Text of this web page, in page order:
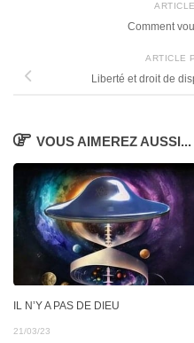
Comment
ARTICLE
Liberté et droit de
VOUS AIMEREZ AUSSI...
IL N’Y A PAS DE DIEU
21/03/23